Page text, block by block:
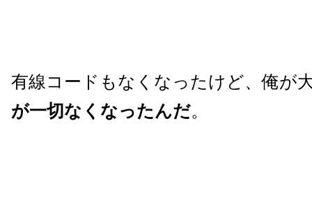
有線コードもなくなったけど、俺が
が一切なくなったんだ。